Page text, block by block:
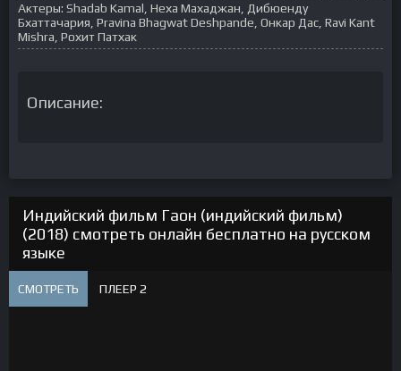
Актеры: Shadab Kamal, Неха Махаджан, Дибюенду
Бхаттачария, Pravina Bhagwat Deshpande, Онкар Дас, Ravi Kant
Mishra, Рохит Патхак
Описание:
Индийский фильм Гаон (индийский фильм)
(2018) смотреть онлайн бесплатно на русском
языке
СМОТРЕТЬ ПЛЕЕР 2